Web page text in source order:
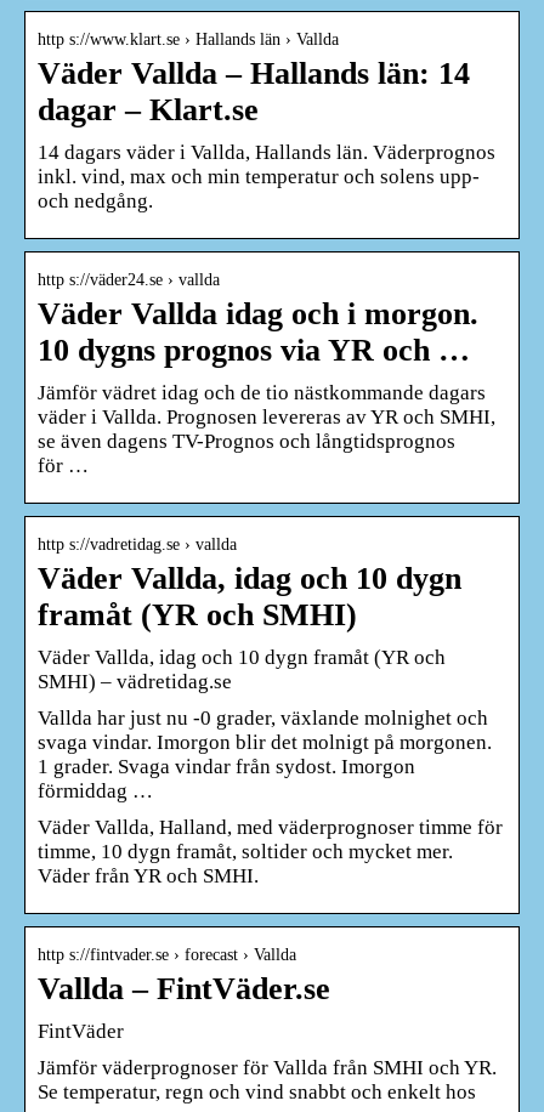
http s://www.klart.se › Hallands län › Vallda
Väder Vallda – Hallands län: 14
dagar – Klart.se
14 dagars väder i Vallda, Hallands län. Väderprognos
inkl. vind, max och min temperatur och solens upp-
och nedgång.
http s://väder24.se › vallda
Väder Vallda idag och i morgon.
10 dygns prognos via YR och …
Jämför vädret idag och de tio nästkommande dagars
väder i Vallda. Prognosen levereras av YR och SMHI,
se även dagens TV-Prognos och långtidsprognos
för …
http s://vadretidag.se › vallda
Väder Vallda, idag och 10 dygn
framåt (YR och SMHI)
Väder Vallda, idag och 10 dygn framåt (YR och
SMHI) – vädretidag.se
Vallda har just nu -0 grader, växlande molnighet och
svaga vindar. Imorgon blir det molnigt på morgonen.
1 grader. Svaga vindar från sydost. Imorgon
förmiddag …
Väder Vallda, Halland, med väderprognoser timme för
timme, 10 dygn framåt, soltider och mycket mer.
Väder från YR och SMHI.
http s://fintvader.se › forecast › Vallda
Vallda – FintVäder.se
FintVäder
Jämför väderprognoser för Vallda från SMHI och YR.
Se temperatur, regn och vind snabbt och enkelt hos